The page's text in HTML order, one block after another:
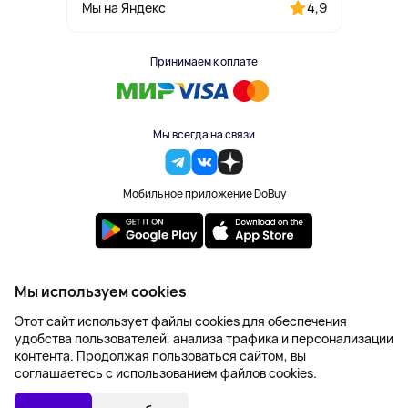
В КОРЗИНУ
Мы на Яндекс 4,9
Принимаем к оплате
Мы всегда на связи
Мобильное приложение DoBuy
2023-2026 © DoBuy. Все права защищены
Правила обработки персональных данных
Пользовательское соглашение
Оферта
Создание сайта – NetLab
Мы используем cookies
Этот сайт использует файлы cookies для обеспечения
удобства пользователей, анализа трафика и персонализации
контента. Продолжая пользоваться сайтом, вы
соглашаетесь с использованием файлов cookies.